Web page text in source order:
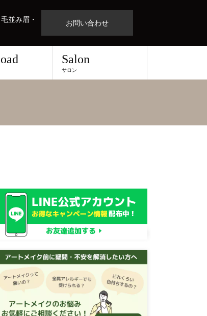
並み眉・
お問い合わせ
Salon
サロン